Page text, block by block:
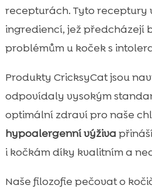
recepturách. Tyto
ingrediencí, jež předcházejí
problémům u koček s
Produkty CricksyCat jsou
odpovídaly vysokým
optimální zdraví pro naše
hypoalergenní výživa
i kočkám díky kvalitním a
Naše filozofie pečovat o